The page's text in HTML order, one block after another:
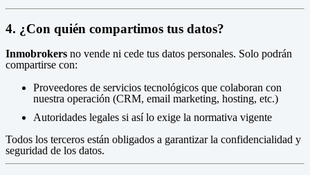
4. ¿Con quién compartimos tus datos?
Inmobrokers no vende ni cede tus datos personales. Solo podrán
compartirse con:
Proveedores de servicios tecnológicos que colaboran con
nuestra operación (CRM, email marketing, hosting, etc.)
Autoridades legales si así lo exige la normativa vigente
Todos los terceros están obligados a garantizar la confidencialidad y
seguridad de los datos.